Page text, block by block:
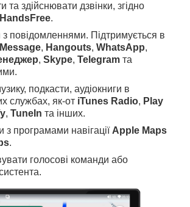
та здійснювати дзвінки, згідно
HandsFree.
повідомленнями. Підтримується в
, Hangouts, WhatsApp,
, Skype, Telegram та
подкасти, аудіокниги в
службах, як-от iTunes Radio, Play
, TuneIn та інших.
з програмами навігаціїApple Maps
.
голосові команди або